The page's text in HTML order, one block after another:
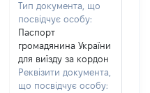
Тип документа, що
посвідчує особу:
Паспорт
громадянина України
для виїзду за кордон
Реквізити документа,
що посвідчує особу: